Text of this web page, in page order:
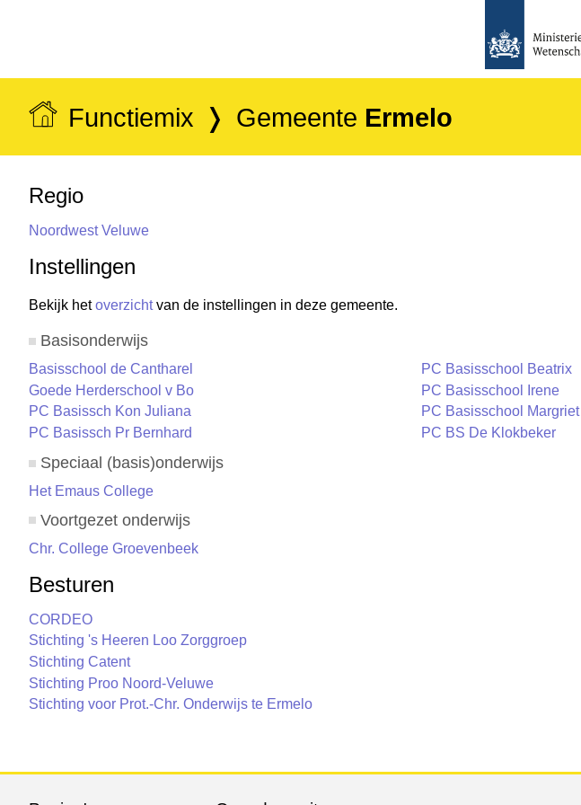
Functiemix Gemeente Ermelo
Regio
Noordwest Veluwe
Instellingen
Bekijk hetoverzichtvan de instellingen in deze gemeente.
Basisonderwijs
Basisschool de Cantharel
Goede Herderschool v Bo
PC Basissch Kon Juliana
PC Basissch Pr Bernhard
PC Basisschool Beatrix
PC Basisschool Irene
PC Basisschool Margriet
PC BS De Klokbeker
Speciaal (basis)onderwijs
Het Emaus College
Voortgezet onderwijs
Chr. College Groevenbeek
Besturen
CORDEO
Stichting 's Heeren Loo Zorggroep
Stichting Catent
Stichting Proo Noord-Veluwe
Stichting voor Prot.-Chr. Onderwijs te Ermelo